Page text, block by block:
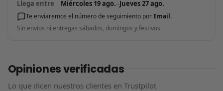
Llega entre
Miércoles 19 ago.–Jueves 27 ago.
Te enviaremos el número de seguimiento por Email.
Sin envíos ni entregas sábados, domingos y festivos.
Opiniones verificadas
Lo que dicen nuestros clientes en Trustpilot